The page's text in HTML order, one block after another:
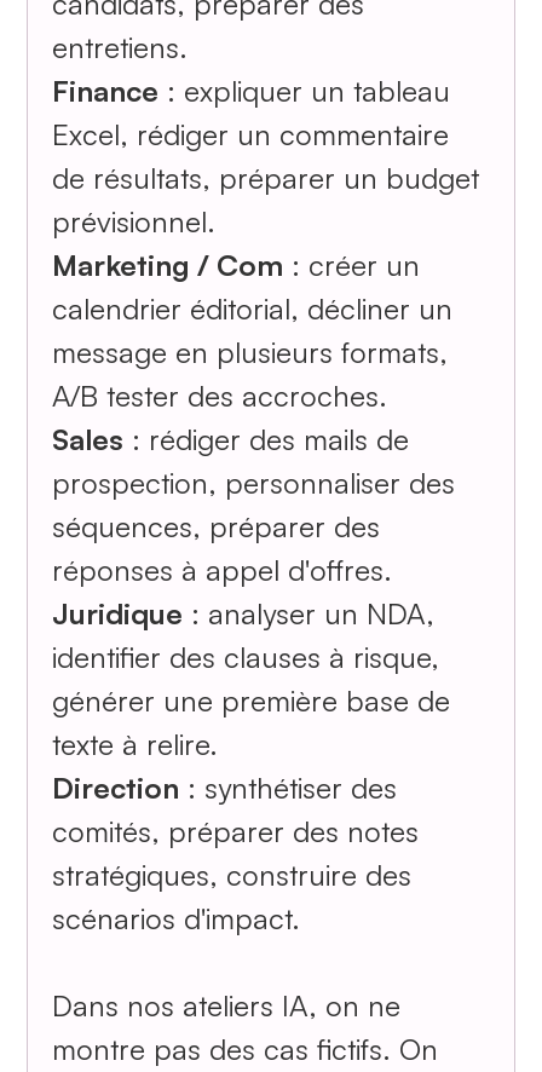
entretiens.
Finance : expliquer un tableau
Excel, rédiger un commentaire
de résultats, préparer un budget
prévisionnel.
Marketing / Com : créer un
calendrier éditorial, décliner un
message en plusieurs formats,
A/B tester des accroches.
Sales : rédiger des mails de
prospection, personnaliser des
séquences, préparer des
réponses à appel d'offres.
Juridique : analyser un NDA,
identifier des clauses à risque,
générer une première base de
texte à relire.
Direction : synthétiser des
comités, préparer des notes
stratégiques, construire des
scénarios d'impact.
Dans nos ateliers IA, on ne
montre pas des cas fictifs. On